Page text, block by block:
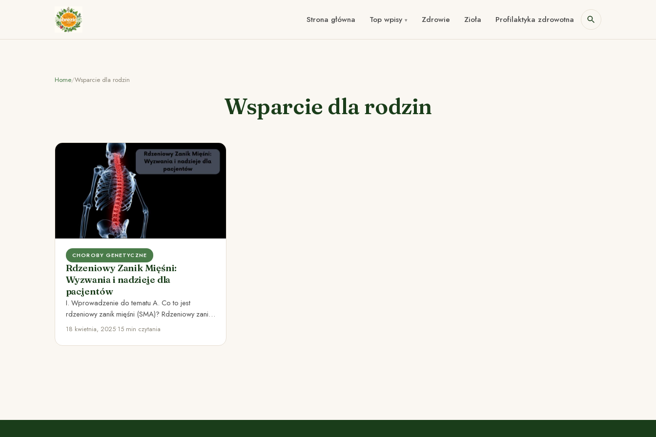
Strona główna Top wpisy Zdrowie Zioła Profilaktyka zdrowotna
Home/Wsparcie dla rodzin
Wsparcie dla rodzin
CHOROBY GENETYCZNE
Rdzeniowy Zanik Mięśni:
Wyzwania i nadzieje dla
pacjentów
I. Wprowadzenie do tematu A. Co to jest
rdzeniowy zanik mięśni (SMA)? Rdzeniowy zanik
mięśni (SMA) jest rzadką…
18 kwietnia, 2025•15 min czytania